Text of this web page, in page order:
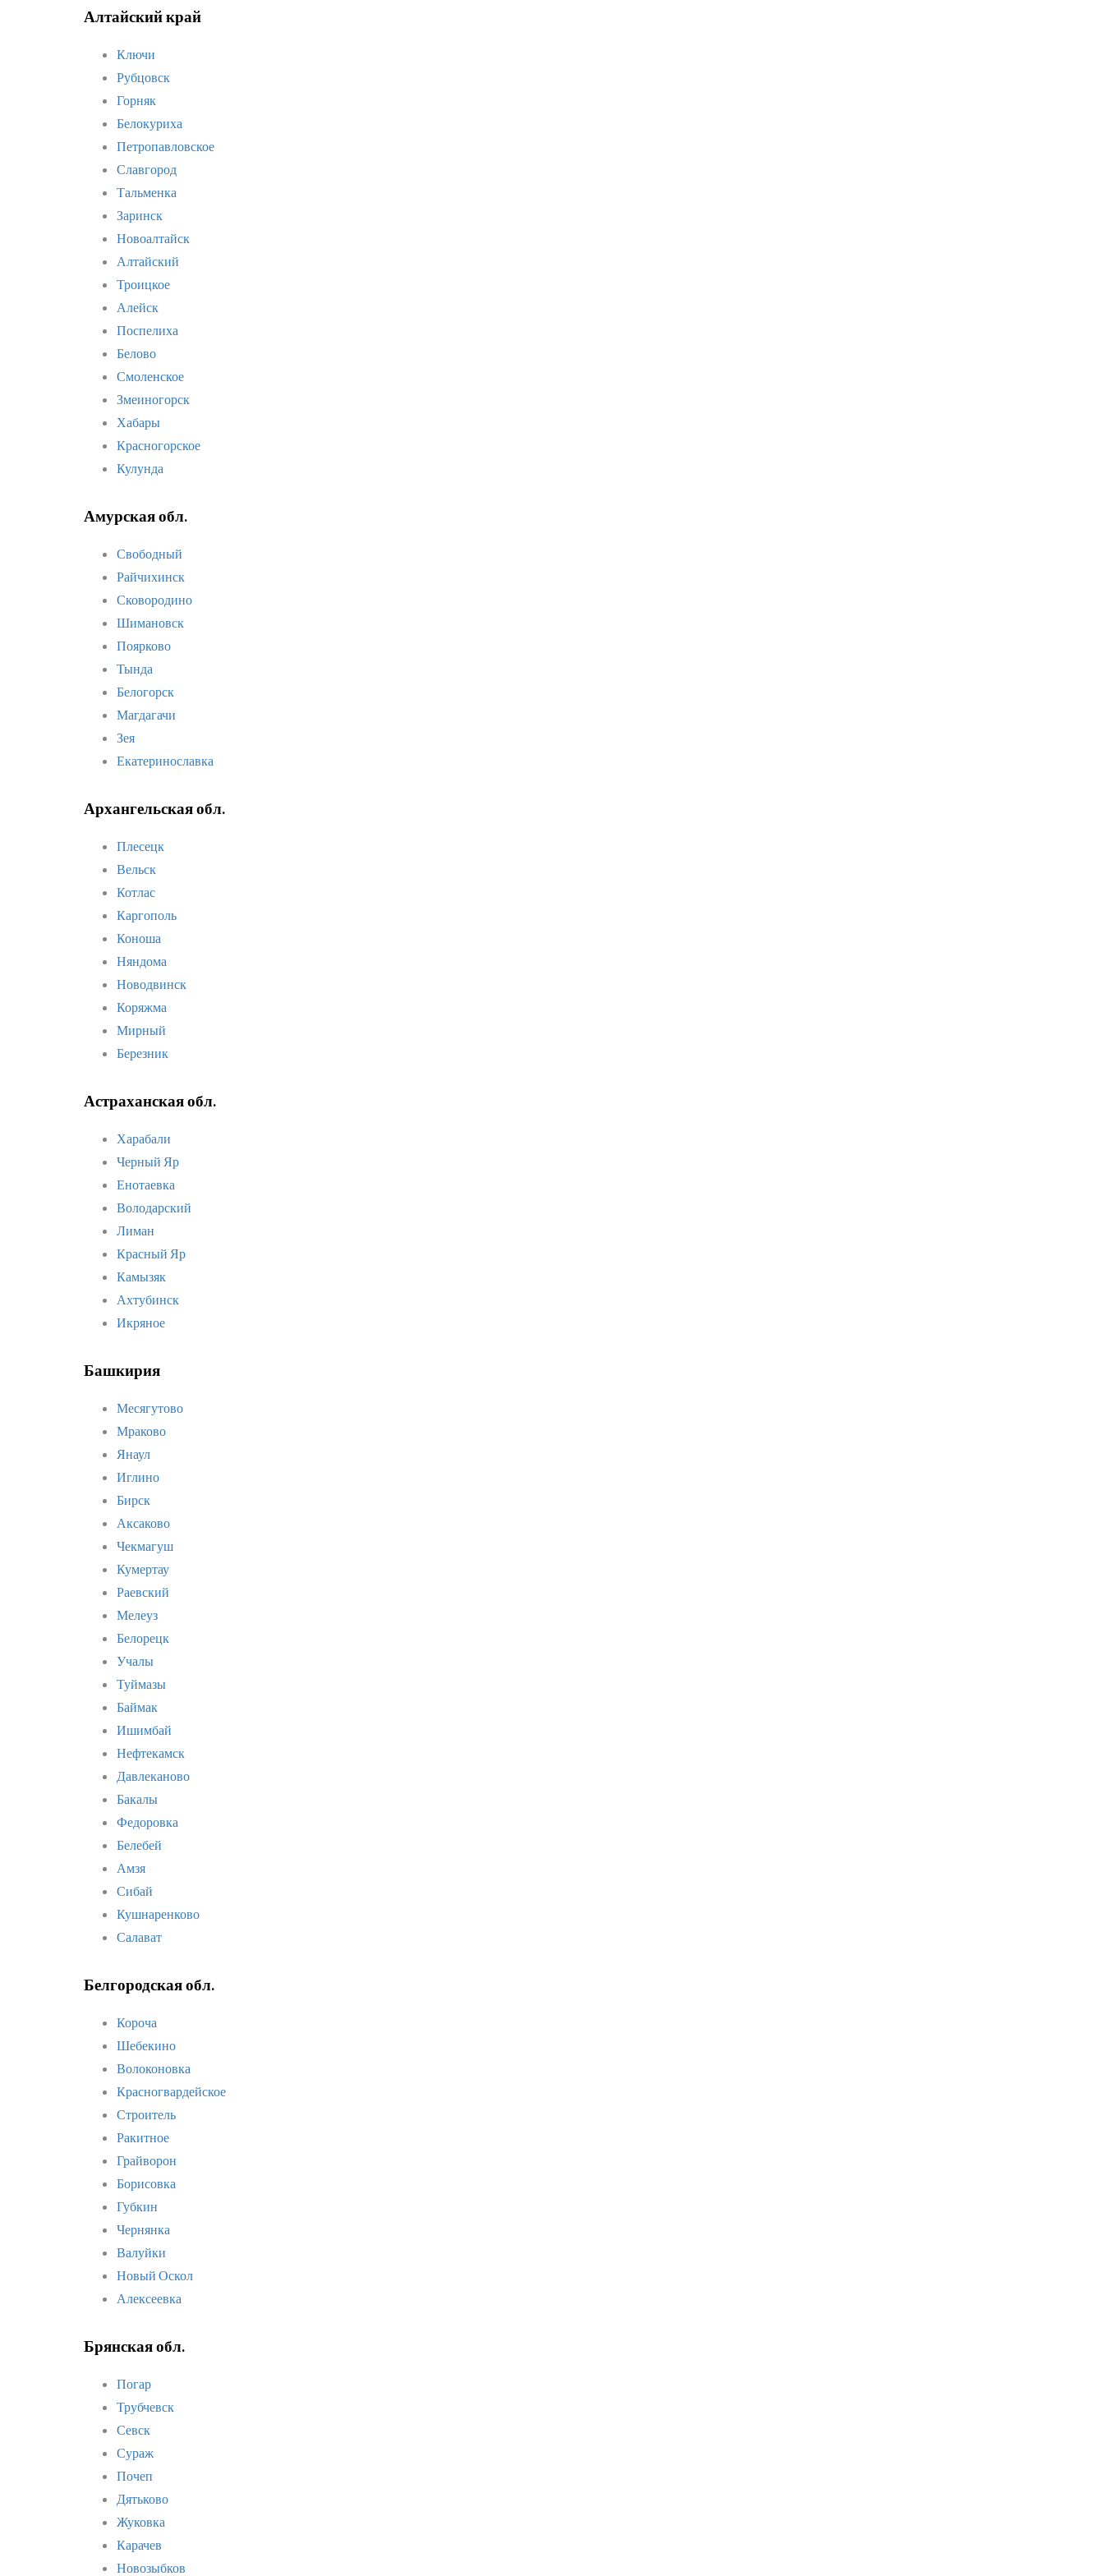
Алтайский край
Ключи
Рубцовск
Горняк
Белокуриха
Петропавловское
Славгород
Тальменка
Заринск
Новоалтайск
Алтайский
Троицкое
Алейск
Поспелиха
Белово
Смоленское
Змеиногорск
Хабары
Красногорское
Кулунда
Амурская обл.
Свободный
Райчихинск
Сковородино
Шимановск
Поярково
Тында
Белогорск
Магдагачи
Зея
Екатеринославка
Архангельская обл.
Плесецк
Вельск
Котлас
Каргополь
Коноша
Няндома
Новодвинск
Коряжма
Мирный
Березник
Астраханская обл.
Харабали
Черный Яр
Енотаевка
Володарский
Лиман
Красный Яр
Камызяк
Ахтубинск
Икряное
Башкирия
Месягутово
Мраково
Янаул
Иглино
Бирск
Аксаково
Чекмагуш
Кумертау
Раевский
Мелеуз
Белорецк
Учалы
Туймазы
Баймак
Ишимбай
Нефтекамск
Давлеканово
Бакалы
Федоровка
Белебей
Амзя
Сибай
Кушнаренково
Салават
Белгородская обл.
Короча
Шебекино
Волоконовка
Красногвардейское
Строитель
Ракитное
Грайворон
Борисовка
Губкин
Чернянка
Валуйки
Новый Оскол
Алексеевка
Брянская обл.
Погар
Трубчевск
Севск
Сураж
Почеп
Дятьково
Жуковка
Карачев
Новозыбков